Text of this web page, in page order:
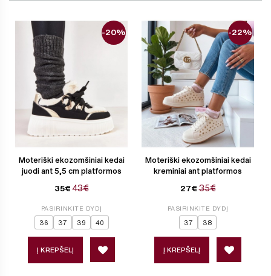
Moteriški ekozomšiniai kedai
juodi ant 5,5 cm platformos
35€ 43€
-20%
PASIRINKITE DYDĮ
36 37 39 40
Į KREPŠELĮ
Moteriški ekozomšiniai kedai
kreminiai ant platformos
27€ 35€
-22%
PASIRINKITE DYDĮ
37 38
Į KREPŠELĮ